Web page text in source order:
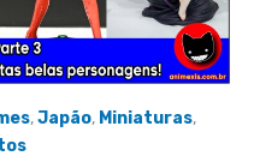
,Japão, Miniaturas,